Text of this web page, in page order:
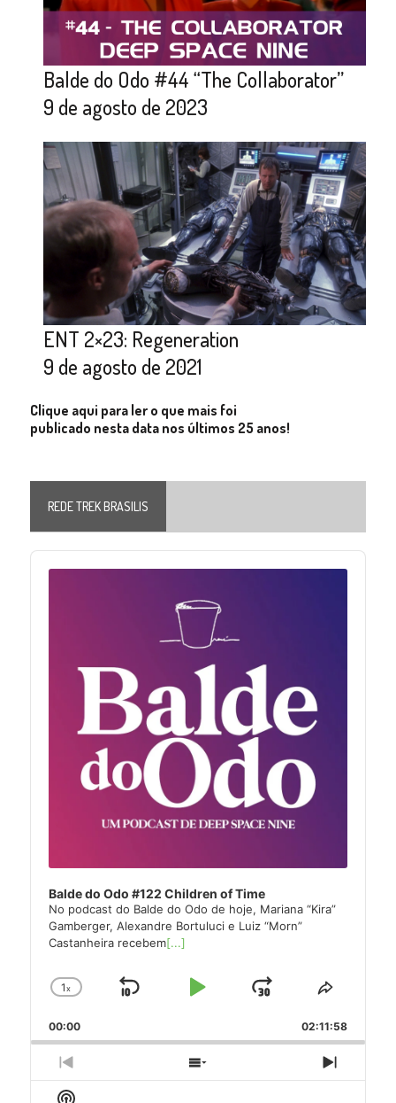
Balde do Odo #44 “The Collaborator”
9 de agosto de 2023
ENT 2×23: Regeneration
9 de agosto de 2021
Clique aqui para ler o que mais foi
publicado nesta data nos últimos 25 anos!
REDE TREK BRASILIS
Audio
Player
Balde do Odo #122 Children of Time
No podcast do Balde do Odo de hoje, Mariana “Kira”
Gamberger, Alexandre Bortuluci e Luiz “Morn”
Castanheira recebem[...]
Change
Rate
1x
Skip
Play
Jump
Forward
Share
Episode
00:00 02:11:58
Previous
Episode
Show
Next
Show